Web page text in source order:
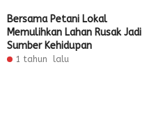
Bersama Petani Lokal
Memulihkan Lahan Rusak Jadi
Sumber Kehidupan
1 tahun lalu